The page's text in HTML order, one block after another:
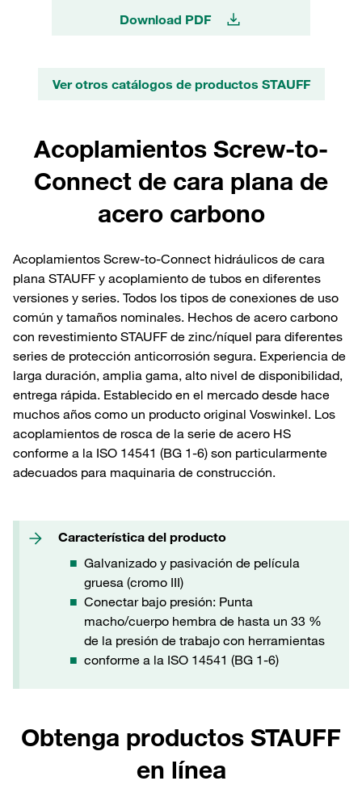
Download PDF
Ver otros catálogos de productos STAUFF
Acoplamientos Screw-to-
Connect de cara plana de
acero carbono
Acoplamientos Screw-to-Connect hidráulicos de cara
plana STAUFF y acoplamiento de tubos en diferentes
versiones y series. Todos los tipos de conexiones de uso
común y tamaños nominales. Hechos de acero carbono
con revestimiento STAUFF de zinc/níquel para diferentes
series de protección anticorrosión segura. Experiencia de
larga duración, amplia gama, alto nivel de disponibilidad,
entrega rápida. Establecido en el mercado desde hace
muchos años como un producto original Voswinkel. Los
acoplamientos de rosca de la serie de acero HS
conforme a la ISO 14541 (BG 1-6) son particularmente
adecuados para maquinaria de construcción.
Característica del producto
Galvanizado y pasivación de película
gruesa (cromo III)
Conectar bajo presión: Punta
macho/cuerpo hembra de hasta un 33 %
de la presión de trabajo con herramientas
conforme a la ISO 14541 (BG 1-6)
Obtenga productos STAUFF
en línea